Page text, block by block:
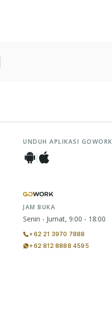
UNDUH APLIKASI GOWORK
JAM BUKA
Senin - Jumat, 9:00 - 18:00
+62 21 3970 7888
+62 812 8888 4595